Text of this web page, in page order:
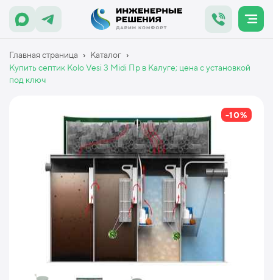
Главная страница › Каталог ›
Купить септик Kolo Vesi 3 Midi Пр в Калуге; цена с установкой
под ключ
-10%